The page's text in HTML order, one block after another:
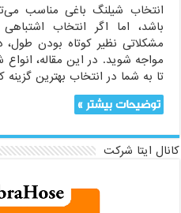
انتخاب شیلنگ باغی مناسب
باشد، اما اگر انتخاب
مشکلاتی نظیر کوتاه بودن طول،
مواجه شوید. در این مقاله،
تا به شما در انتخاب بهترین
توضیحات بیشتر »
کانال ایتا شرکت